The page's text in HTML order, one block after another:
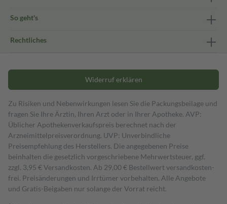
So geht's
Rechtliches
Widerruf erklären
Zu Risiken und Nebenwirkungen lesen Sie die Packungsbeilage und
fragen Sie Ihre Ärztin, Ihren Arzt oder in Ihrer Apotheke. AVP:
Üblicher Apothekenverkaufspreis berechnet nach der
Arzneimittelpreisverordnung. UVP: Unverbindliche
Preisempfehlung des Herstellers. Die angegebenen Preise
beinhalten die gesetzlich vorgeschriebene Mehrwertsteuer, ggf.
zzgl. 3,95 € Versandkosten. Ab 29,00 € Bestell­wert versand­kosten­
frei. Preisänderungen und Irrtümer vorbehalten. Alle Angebote
und Gratis-Beigaben nur solange der Vorrat reicht.